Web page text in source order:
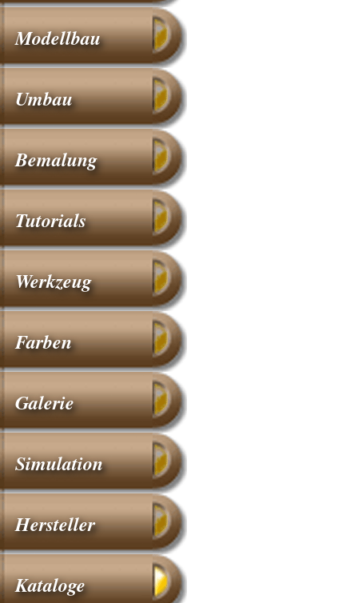
Modellbau
Umbau
Bemalung
Tutorials
Werkzeug
Farben
Galerie
Simulation
Hersteller
Kataloge